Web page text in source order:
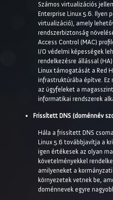
Számos virtualizációs
Enterprise Linux 5.6. Ilyen
virtualizáció), amely
rendszerbiztonság
Access Control (MAC)
I/O védelmi képességek
rendelkezésre állással
Linux támogatását a Red
infrastruktúrába építve. Ez
az ügyfeleket a
informatikai rendszerek
Frissített DNS (doménnév
Hála a frissített DNS
Linux 5.6 továbbjavítja a
igen értékesek az olyan
követelményekkel
amilyeneket a
környezetek vetnek be,
doménnevek egyre